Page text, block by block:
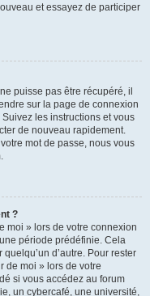
et essayez de participer
puisse pas être récupéré, il
sur la page de connexion
les instructions et vous
de nouveau rapidement.
mot de passe, nous vous
?
moi » lors de votre connexion
période prédéfinie. Cela
d’autre. Pour rester
de moi » lors de votre
si vous accédez au forum
un cybercafé, une université,